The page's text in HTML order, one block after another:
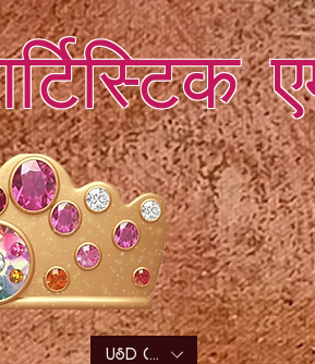
USD ($)